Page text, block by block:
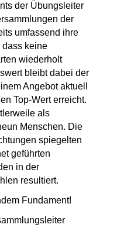
der Übungsleiter
der
umfassend ihre
dass keine
wiederholt
bleibt dabei der
Angebot aktuell
Top-Wert erreicht.
als
Menschen. Die
spiegelten
geführten
in der
resultiert.
Fundament!